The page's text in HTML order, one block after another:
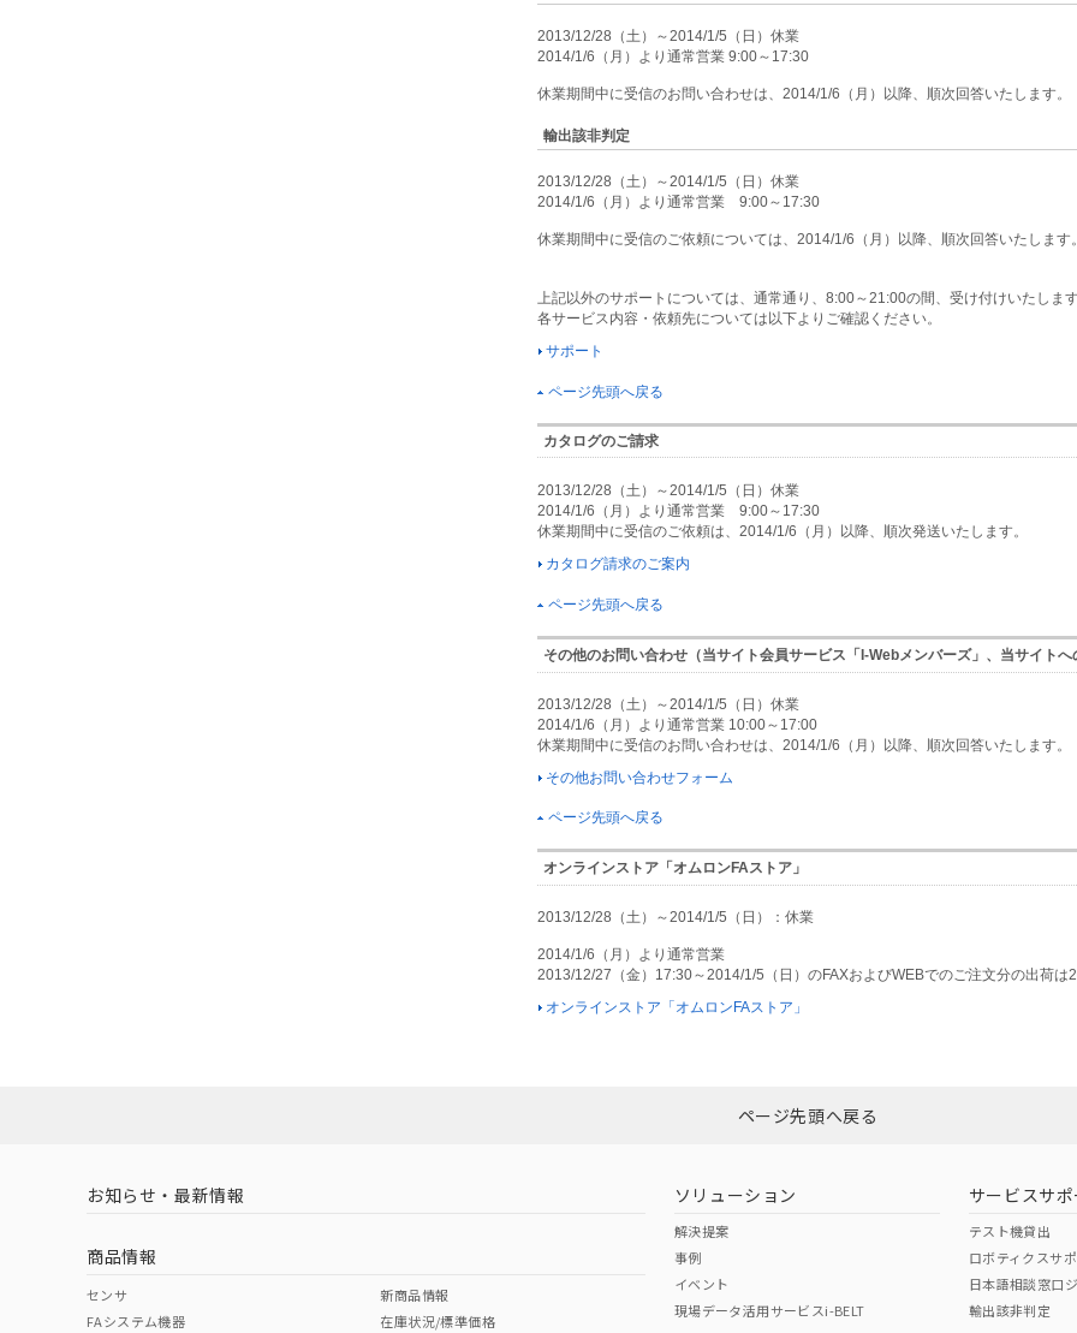
2013/12/28（土）～2014/1/5（日）休業
2014/1/6（月）より通常営業 9:00～17:30
休業期間中に受信のお問い合わせは、2014/1/6（月）以降、順次回答いたします。
輸出該非判定
2013/12/28（土）～2014/1/5（日）休業
2014/1/6（月）より通常営業 9:00～17:30
休業期間中に受信のご依頼については、2014/1/6（月）以降、順次回答いたします。
上記以外のサポートについては、通常通り、8:00～21:00の間、受け付けいたします
各サービス内容・依頼先については以下よりご確認ください。
サポート
ページ先頭へ戻る
カタログのご請求
2013/12/28（土）～2014/1/5（日）休業
2014/1/6（月）より通常営業 9:00～17:30
休業期間中に受信のご依頼は、2014/1/6（月）以降、順次発送いたします。
カタログ請求のご案内
ページ先頭へ戻る
その他のお問い合わせ（当サイト会員サービス「I-Webメンバーズ」、当サイトへ
2013/12/28（土）～2014/1/5（日）休業
2014/1/6（月）より通常営業 10:00～17:00
休業期間中に受信のお問い合わせは、2014/1/6（月）以降、順次回答いたします。
その他お問い合わせフォーム
ページ先頭へ戻る
オンラインストア「オムロンFAストア」
2013/12/28（土）～2014/1/5（日）：休業
2014/1/6（月）より通常営業
2013/12/27（金）17:30～2014/1/5（日）のFAXおよびWEBでのご注文分の出荷は
オンラインストア「オムロンFAストア」
ページ先頭へ戻る
お知らせ・最新情報
商品情報
センサ
FAシステム機器
新商品情報
在庫状況/標準価格
ソリューション
解決提案
事例
イベント
現場データ活用サービスi-BELT
サービスサポ
テスト機貸出
ロボティクスサ
日本語相談窓口
輸出該非判定